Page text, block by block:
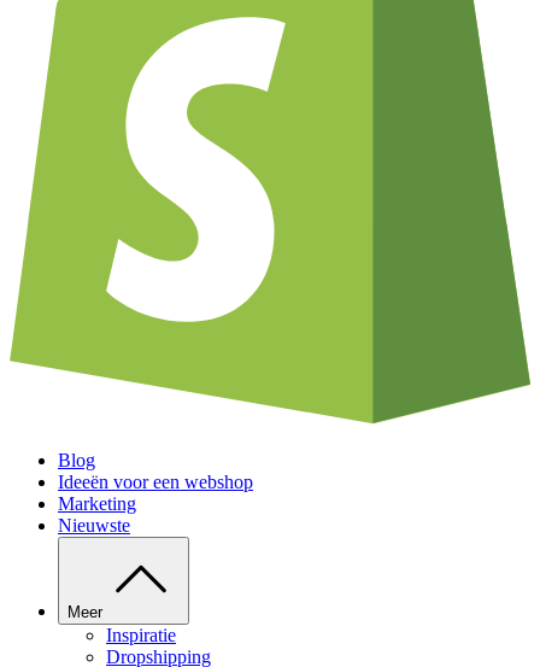
Blog
Ideeën voor een webshop
Marketing
Nieuwste
Meer
Inspiratie
Dropshipping